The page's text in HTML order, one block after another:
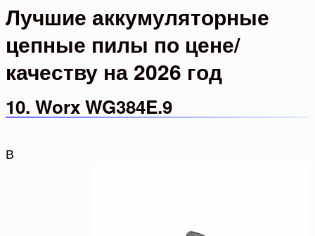
Лучшие аккумуляторные
цепные пилы по цене/
качеству на 2026 год
10. Worx WG384E.9
В